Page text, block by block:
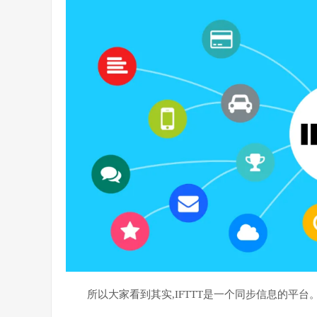
所以大家看到其实,IFTTT是一个同步信息的平台